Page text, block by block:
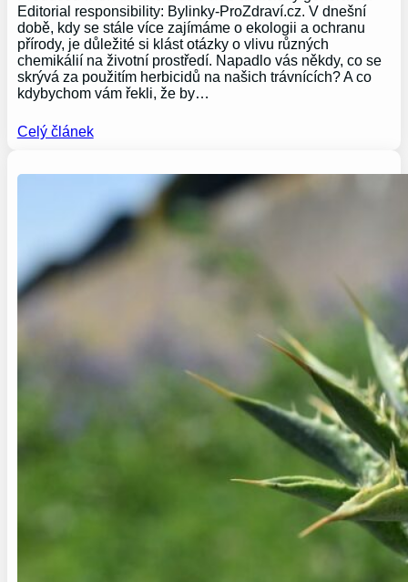
Editorial responsibility: Bylinky-ProZdraví.cz. V dnešní
době, kdy se stále více zajímáme o ekologii a ochranu
přírody, je důležité si klást otázky o vlivu různých
chemikálií na životní prostředí. Napadlo vás někdy, co se
skrývá za použitím herbicidů na našich trávnících? A co
kdybychom vám řekli, že by…
Celý článek